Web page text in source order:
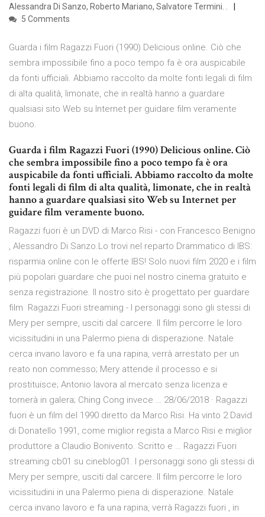
Alessandra Di Sanzo, Roberto Mariano, Salvatore Termini. .
5 Comments
Guarda i film Ragazzi Fuori (1990) Delicious online. Ciò che
sembra impossibile fino a poco tempo fa è ora auspicabile
da fonti ufficiali. Abbiamo raccolto da molte fonti legali di film
di alta qualità, limonate, che in realtà hanno a guardare
qualsiasi sito Web su Internet per guidare film veramente
buono.
Guarda i film Ragazzi Fuori (1990) Delicious online. Ciò
che sembra impossibile fino a poco tempo fa è ora
auspicabile da fonti ufficiali. Abbiamo raccolto da molte
fonti legali di film di alta qualità, limonate, che in realtà
hanno a guardare qualsiasi sito Web su Internet per
guidare film veramente buono.
Ragazzi fuori è un DVD di Marco Risi - con Francesco Benigno
, Alessandro Di Sanzo.Lo trovi nel reparto Drammatico di IBS:
risparmia online con le offerte IBS! Solo nuovi film 2020 e i film
più popolari guardare che puoi nel nostro cinema gratuito e
senza registrazione. Il nostro sito è progettato per guardare
film Ragazzi Fuori streaming - I personaggi sono gli stessi di
Mery per sempre, usciti dal carcere. Il film percorre le loro
vicissitudini in una Palermo piena di disperazione. Natale
cerca invano lavoro e fa una rapina, verrà arrestato per un
reato non commesso; Mery attende il processo e si
prostituisce; Antonio lavora al mercato senza licenza e
tornerà in galera; Ching Cong invece … 28/06/2018 · Ragazzi
fuori è un film del 1990 diretto da Marco Risi. Ha vinto 2 David
di Donatello 1991, come miglior regista a Marco Risi e miglior
produttore a Claudio Bonivento. Scritto e … Ragazzi Fuori
streaming cb01 su cineblog01. I personaggi sono gli stessi di
Mery per sempre, usciti dal carcere. Il film percorre le loro
vicissitudini in una Palermo piena di disperazione. Natale
cerca invano lavoro e fa una rapina, verrà Ragazzi fuori , in